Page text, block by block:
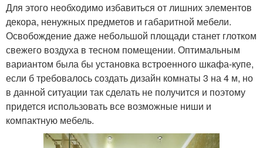
Для этого необходимо избавиться от лишних элементов
декора, ненужных предметов и габаритной мебели.
Освобождение даже небольшой площади станет глотком
свежего воздуха в тесном помещении. Оптимальным
вариантом была бы установка встроенного шкафа-купе,
если б требовалось создать дизайн комнаты 3 на 4 м, но
в данной ситуации так сделать не получится и поэтому
придется использовать все возможные ниши и
компактную мебель.